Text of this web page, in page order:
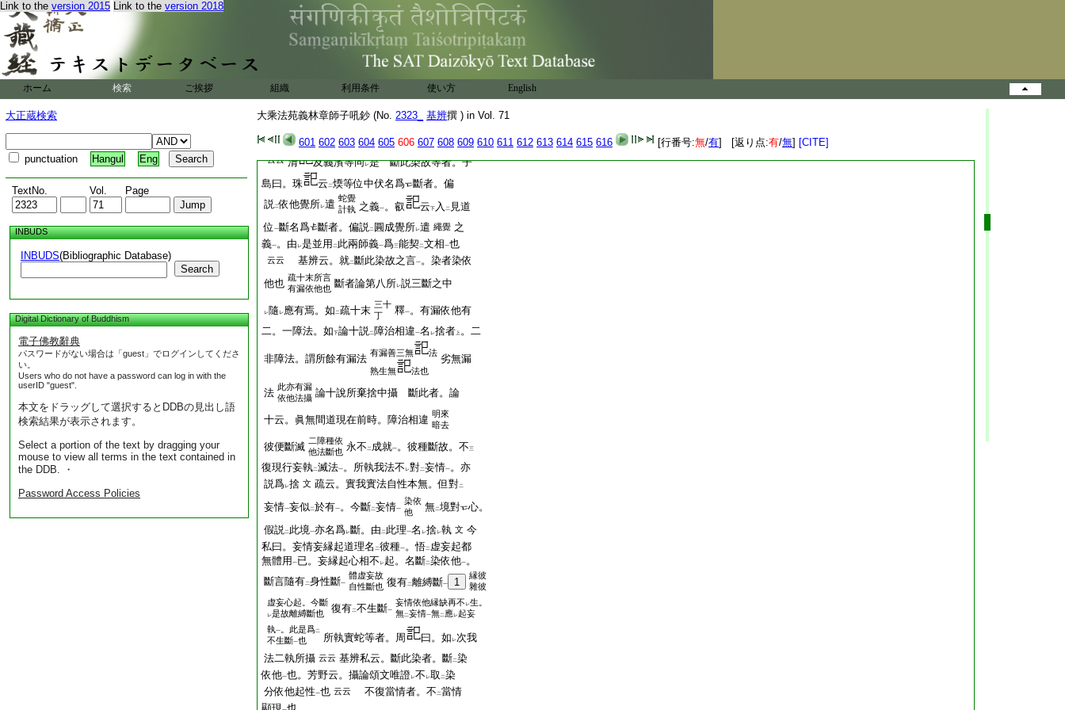
Link to the version 2015 Link to the version 2018
ホーム 検索 ご挨拶 組織 利用条件 使い方 English
大正蔵検索
punctuation Hangul Eng
TextNo. Vol. Page
INBUDS
INBUDS(Bibliographic Database)
Search
Digital Dictionary of Buddhism
電子佛教辭典
パスワードがない場合は「guest」でログインしてくださ
い。
Users who do not have a password can log in with the
userID "guest".
本文をドラッグして選択するとDDBの見出し語
検索結果が表示されます。
Select a portion of the text by dragging your
mouse to view all terms in the text contained in
the DDB. ・
Password Access Policies
大乘法苑義林章師子吼鈔 (No. 2323_ 基辨撰 ) in Vol. 71
601 602 603 604 605 606 607 608 609 610 611 612 613 614 615 616 [行番号:無/有] [返り点:有/無] [CITE]
必去義可斷也
實蛇者所執之覺通
我法二
。實繩者依他之覺。唯法執也。故今云 二
所
遣二覺皆依他起 也 云云 今云遣言有 レ二。
染依他 。如二明來暗去一也。二
謂無分別智證二眞如一時一
切相用皆不 現前 。不 作 相分 故名爲 不除
遣 一
此由二解深密經一子
又周
曰。繩蛇二種能
縁心名爲二 二覺 一。是染依他可斷法故名 レ遣也
云云 清 及義濱等同レ是 斷此染故等者。子
島曰。珠
云 二煗等位中伏名爲
斷者。偏
説二依他覺所レ遣 蛇覺
計執 之義一。叡 云下 入 二 見道
位 一斷名爲 斷者。偏説二 圓成覺所レ遣 繩覺 之
義一。由 レ是並用 二 此兩師義一爲三能契二文相一也
云云 基辨云。就二 斷此染故之言一。染者染依
他也 疏十末所言
有漏依他也 斷者論第八所レ説三斷之中
レ隨 レ應有焉。如 二疏十末 三十
丁
釋一。有漏依他有
二。一障法。如下論十説二 障治相違一名 レ捨者 上 。二
非障法。謂所餘有漏法 有漏善三無
法
熟生無
法也
劣無漏
法 此亦有漏
依他法攝 論十說所棄捨中攝 斷此者。論
十云。眞無間道現在前時。障治相違 明來
暗去
彼便斷滅 二障種依
他法斷也 永不 二 成就一。彼種斷故。不三
復現行妄執二滅法一。所執我法不 レ對二妄情一。亦
説爲レ捨 文 疏云。實我實法自性本無。但對二
妄情一妄似二於有一。今斷二妄情一
染依
他
無二境對
心。
假説二 此境一亦名爲レ斷。由 二 此理一名 レ捨レ執 文 今
私曰。妄情妄縁起道理名 二彼種一。悟二 虚妄起都
無體用 一已。妄縁起心相不 レ起。名斷二染依他一。
斷言隨有二身性斷一
體虚妄故
自性斷也 復有二離縛斷一 1
縁彼
雜彼
虚妄心起。今斷
レ是故離縛斷也 復有二不生斷一
妄情依他縁缺再不 レ生。
無二妄情一無二 應レ起妄
執一 。此是爲二
不生斷一也 所執實蛇等者。周 曰。如 レ次我
法二執所攝 云云 基辨私云。斷此染者。斷二染
依他一也。芳野云。攝論頌文唯證レ不 レ取 二染
分依他起性一也 云云 不復當情者。不 二當情